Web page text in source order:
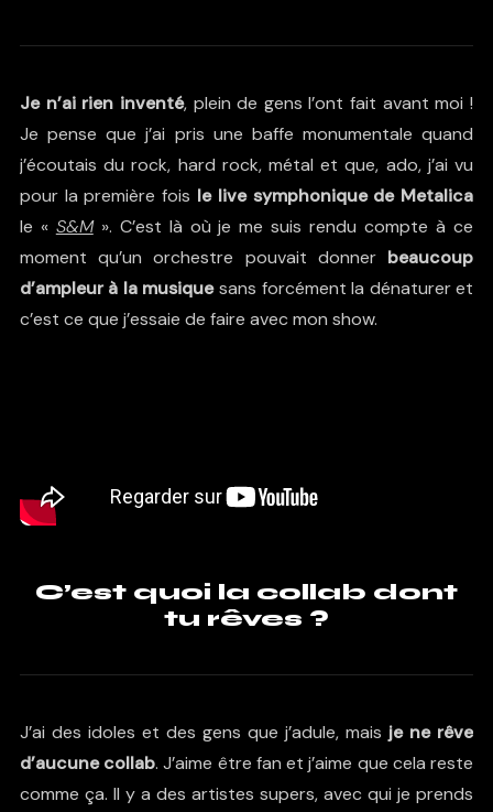
Je n’ai rien inventé, plein de gens l’ont fait avant moi !
Je pense que j’ai pris une baffe monumentale quand
j’écoutais du rock, hard rock, métal et que, ado, j’ai vu
pour la première fois le live symphonique de Metalica
le « S&M». C’est là où je me suis rendu compte à ce
moment qu’un orchestre pouvait donner beaucoup
d’ampleur à la musiquesans forcément la dénaturer et
c’est ce que j’essaie de faire avec mon show.
C’est quoi la collab dont
tu rêves ?
J’ai des idoles et des gens que j’adule, mais je ne rêve
d’aucune collab. J’aime être fan et j’aime que cela reste
comme ça. Il y a des artistes supers, avec qui je prends